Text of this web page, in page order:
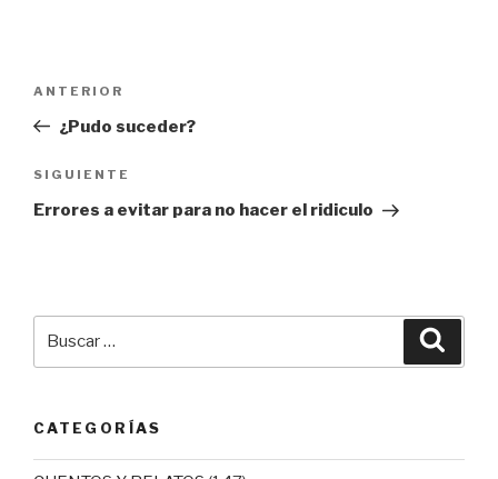
entradas
Entrada
anterior:
ANTERIOR
¿Pudo suceder?
Siguiente
entrada
SIGUIENTE
Errores a evitar para no hacer el ridiculo
CATEGORÍAS